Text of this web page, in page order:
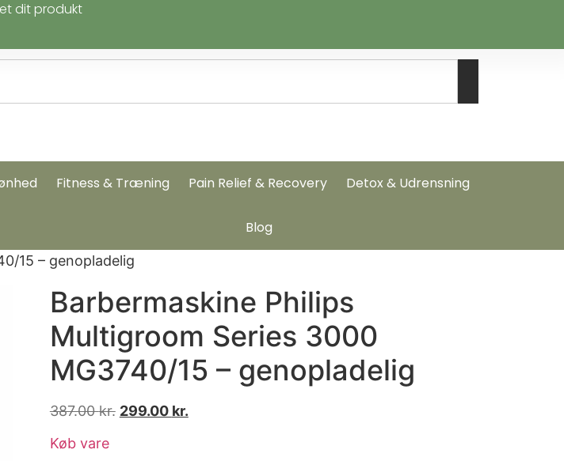
dit produkt
Fitness & Træning Pain Relief & Recovery Detox & Udrensning
Blog
15 – genopladelig
Barbermaskine Philips
Multigroom Series 3000
MG3740/15 – genopladelig
387.00kr. 299.00 kr.
Køb vare